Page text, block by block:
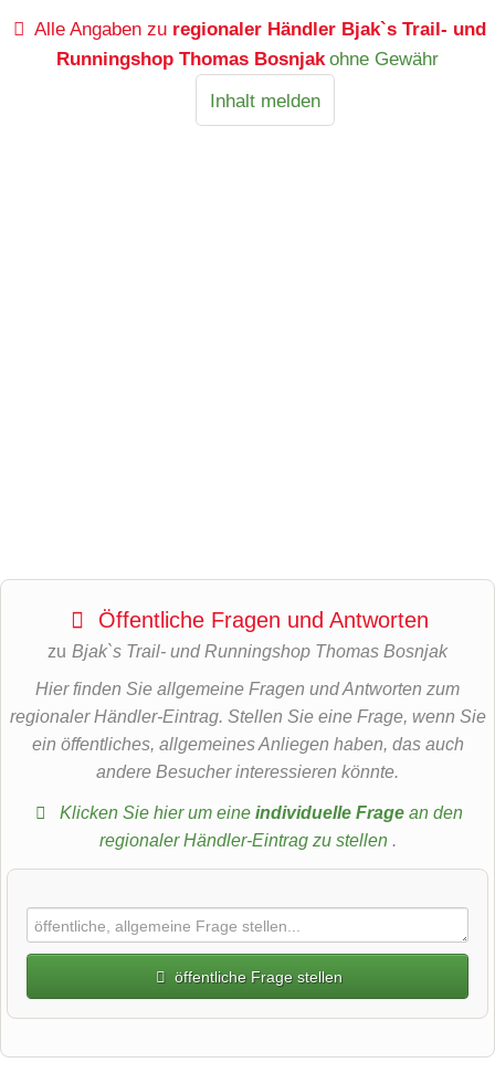
Alle Angaben zu regionaler Händler Bjak`s Trail- und
Runningshop Thomas Bosnjak ohne Gewähr
Inhalt melden
Öffentliche Fragen und Antworten
zu Bjak`s Trail- und Runningshop Thomas Bosnjak
Hier finden Sie allgemeine Fragen und Antworten zum
regionaler Händler-Eintrag. Stellen Sie eine Frage, wenn Sie
ein öffentliches, allgemeines Anliegen haben, das auch
andere Besucher interessieren könnte.
Klicken Sie hier um eine individuelle Fragean den
regionaler Händler-Eintrag zu stellen .
öffentliche Frage stellen